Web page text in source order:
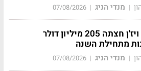
| מנדי הניג |
07/08/2026
נקסט ויז'ן חצתה 205 מיליון דולר
מתחילת השנה
| מנדי הניג |
07/08/2026